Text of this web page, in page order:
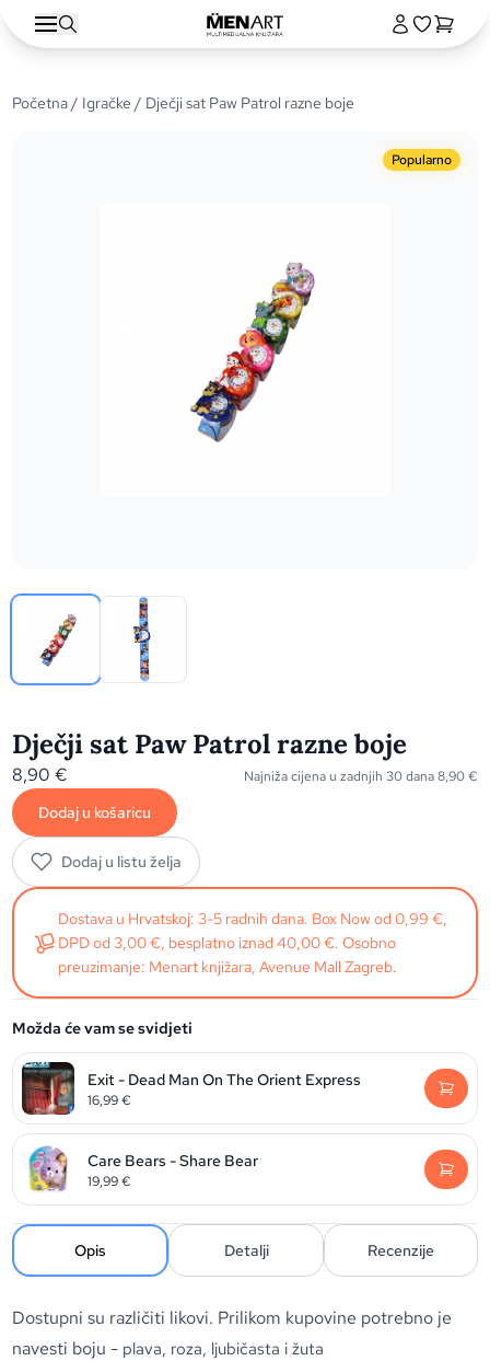
Početna/ Igračke / Dječji sat Paw Patrol razne boje
Popularno
Dječji sat Paw Patrol razne boje
8,90€ Najniža cijena u zadnjih 30 dana8,90€
Dodaj u košaricu
Dodaj u listu želja
Dostava u Hrvatskoj: 3-5 radnih dana. Box Now od 0,99 €,
DPD od 3,00 €, besplatno iznad 40,00 €. Osobno
preuzimanje: Menart knjižara, Avenue Mall Zagreb.
Možda će vam se svidjeti
Exit - Dead Man On The Orient Express
16,99€
Care Bears - Share Bear
19,99€
Opis Detalji Recenzije
Dostupni su različiti likovi. Prilikom kupovine potrebno je
navesti boju - plava, roza, ljubičasta i žuta